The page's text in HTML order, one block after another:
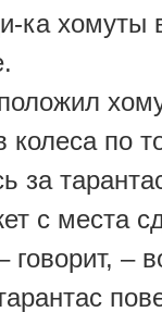
ка хомуты
колеса по
за
с места
говорит, –